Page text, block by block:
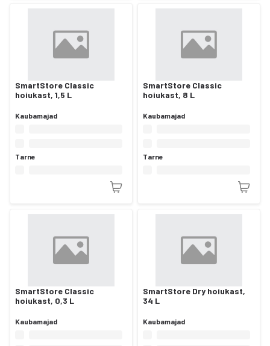
SmartStore Classic
hoiukast, 1,5 L
Kaubamajad
Tarne
SmartStore Classic
hoiukast, 8 L
Kaubamajad
Tarne
SmartStore Classic
hoiukast, 0,3 L
Kaubamajad
SmartStore Dry hoiukast,
34 L
Kaubamajad